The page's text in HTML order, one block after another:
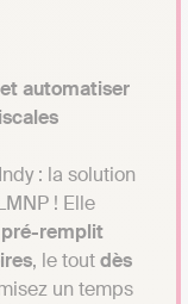
automatiser
: la solution
! Elle
pré-remplit
, le toutdès
un temps